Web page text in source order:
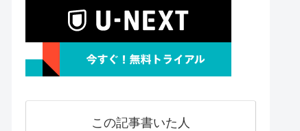
この記事書いた人